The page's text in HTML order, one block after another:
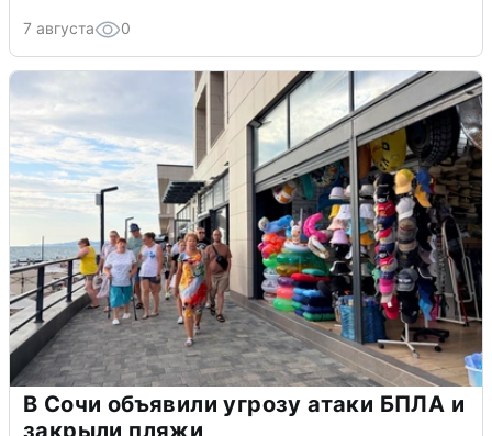
7 августа 0
В Сочи объявили угрозу атаки БПЛА и